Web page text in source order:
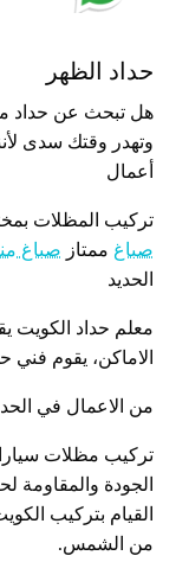
حداد الظهر
هل تبحث عن حداد
وتهدر وقتك سدى
أعمال
تركيب المظلات
صباغ ممتاز صباغ
الحديد
معلم حداد الكويت
الاماكن، يقوم فني
من الاعمال في
تركيب مظلات
الجودة والمقاومة
القيام بتركيب
من الشمس.